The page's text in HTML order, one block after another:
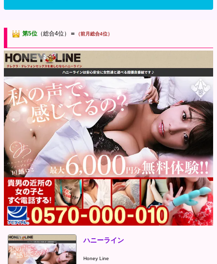
第5位 （総合4位） ＝ （前月総合4位）
ハニーライン
Honey Line